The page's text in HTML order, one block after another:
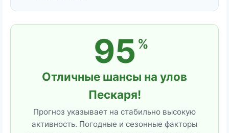
95 %
Отличные шансы на улов
Пескаря!
Прогноз указывает на стабильно высокую
активность. Погодные и сезонные факторы